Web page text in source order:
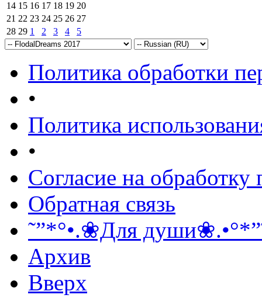
14 15 16 17 18 19 20
21 22 23 24 25 26 27
28 29 1 2 3 4 5
Политика обработки
•
Политика
•
Согласие на
Обратная связь
˜”*°•.❀Для
Архив
Вверх